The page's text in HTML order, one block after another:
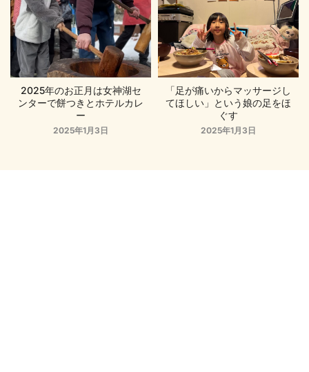
2025年のお正月は女神湖セ
ンターで餅つきとホテルカレ
ー
2025年1月3日
「足が痛いからマッサージし
てほしい」という娘の足をほ
ぐす
2025年1月3日